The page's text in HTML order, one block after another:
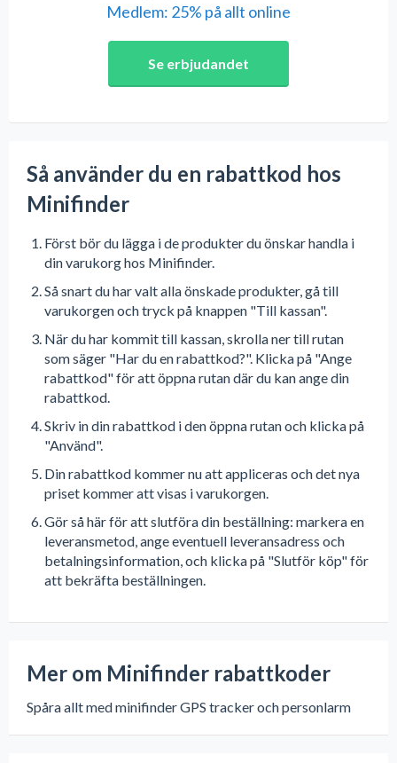
Medlem: 25% på allt online
Se erbjudandet
Så använder du en rabattkod hos
Minifinder
Först bör du lägga i de produkter du önskar handla i
din varukorg hos Minifinder.
Så snart du har valt alla önskade produkter, gå till
varukorgen och tryck på knappen "Till kassan".
När du har kommit till kassan, skrolla ner till rutan
som säger "Har du en rabattkod?". Klicka på "Ange
rabattkod" för att öppna rutan där du kan ange din
rabattkod.
Skriv in din rabattkod i den öppna rutan och klicka på
"Använd".
Din rabattkod kommer nu att appliceras och det nya
priset kommer att visas i varukorgen.
Gör så här för att slutföra din beställning: markera en
leveransmetod, ange eventuell leveransadress och
betalningsinformation, och klicka på "Slutför köp" för
att bekräfta beställningen.
Mer om Minifinder rabattkoder
Spåra allt med minifinder GPS tracker och personlarm